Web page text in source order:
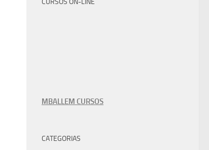
CURSOS ON-LINE
MBALLEM CURSOS
CATEGORIAS